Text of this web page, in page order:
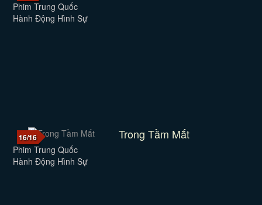
Phim Trung Quốc
Hành Động Hình Sự
16/16 Trong Tầm Mắt
Phim Trung Quốc
Hành Động Hình Sự